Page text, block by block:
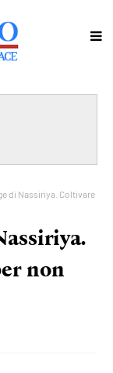
di Nassiriya. Coltivare
non